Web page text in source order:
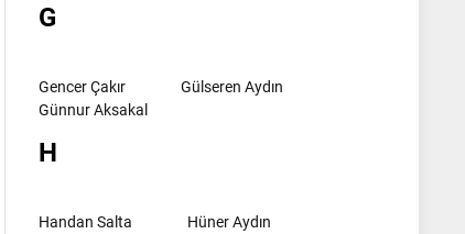
G
Gencer Çakır
Gülseren Aydın
Günnur Aksakal
H
Handan Salta
Hüner Aydın